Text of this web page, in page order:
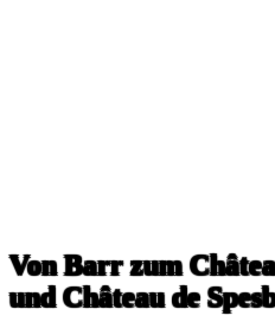
Von Barr zum
und Château de